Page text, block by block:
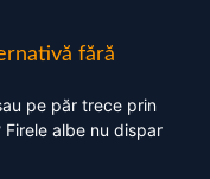
fără
pe păr trece prin
albe nu dispar